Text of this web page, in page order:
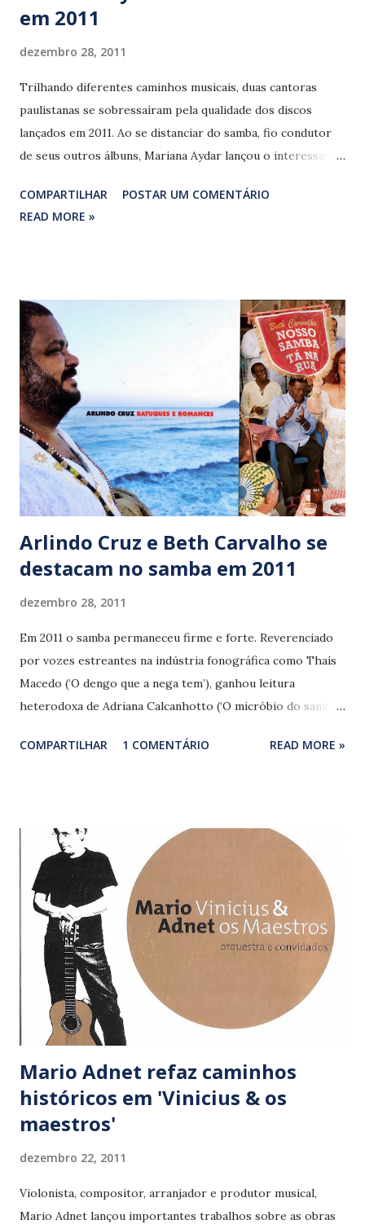
em 2011
dezembro 28, 2011
Trilhando diferentes caminhos musicais, duas cantoras
paulistanas se sobressaíram pela qualidade dos discos
lançados em 2011. Ao se distanciar do samba, fio condutor
de seus outros álbuns, Mariana Aydar lançou o interessante
Letieres Leite, engenhoso comandante da Orquestra
Rumpilezz, Mariana deu novos e preciosos passos na
CD ‘Alma lírica brasileira’. Sua música passa longe do pop-
brega feito para tocar no rádio e, diferentemente das
colegas surgidas nas últimas décadas, ela não compõe. Sem
perseguir o sucesso fácil, valorizando a arte de cantar,
Mônica constrói sua refinada discografia graças à
habilidade em pescar pérolas do cancioneiro nacional das
mais variadas épocas.
COMPARTILHAR
POSTAR UM COMENTÁRIO
READ MORE »
Arlindo Cruz e Beth Carvalho se
destacam no samba em 2011
dezembro 28, 2011
Em 2011 o samba permaneceu firme e forte. Reverenciado
por vozes estreantes na indústria fonográfica como Thaís
Macedo (‘O dengo que a nega tem’), ganhou leitura
heterodoxa de Adriana Calcanhotto (‘O micróbio do samba)
registros de shows ao lançar o bom ‘Nossa verdade’. A
com o produtor Rildo Hora. Com repertório assinado por
bambas consagrados e novos nomes do samba carioca,
‘Nosso samba tá na rua’ ainda rendeu um show vibrante.
Seria o disco de samba do ano se um nome recorrente no
repertório da própria Beth não tivesse voltado a gravar.
Primeiro CD de inéditas desde ‘Sambista perfeito’, lançado
em 2007, ‘Batuques e romances’ trouxe o samba da melhor
qualidade feito por Arlindo Cruz há quase três décadas,
desde que surgiu nas míticas rodas de samba ...
COMPARTILHAR 1 COMENTÁRIO READ MORE »
Mario Adnet refaz caminhos
históricos em 'Vinicius & os
maestros'
dezembro 22, 2011
Violonista, compositor, arranjador e produtor musical,
Mario Adnet lançou importantes trabalhos sobre as obras